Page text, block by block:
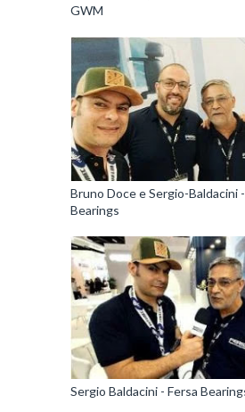
GWM
Bruno Doce e Sergio-Baldacini
Bearings
Sergio Baldacini - Fersa